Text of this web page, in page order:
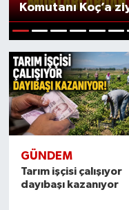
Komutanı Koç’a
GÜNDEM
Tarım işçisi çalışıyor
dayıbaşı kazanıyor
Haber Arşivi